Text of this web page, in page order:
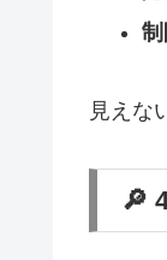
制
見えな
🔎